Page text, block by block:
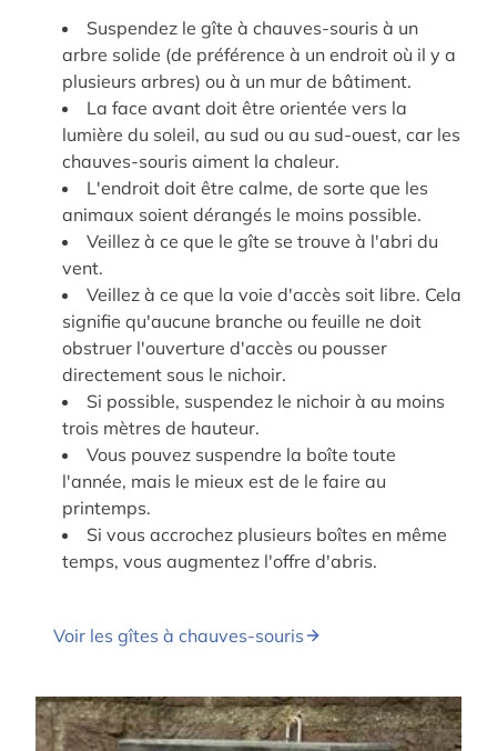
Suspendez le gîte à chauves-souris à un
arbre solide (de préférence à un endroit où il y a
plusieurs arbres) ou à un mur de bâtiment.
La face avant doit être orientée vers la
lumière du soleil, au sud ou au sud-ouest, car les
chauves-souris aiment la chaleur.
L'endroit doit être calme, de sorte que les
animaux soient dérangés le moins possible.
Veillez à ce que le gîte se trouve à l'abri du
vent.
Veillez à ce que la voie d'accès soit libre. Cela
signifie qu'aucune branche ou feuille ne doit
obstruer l'ouverture d'accès ou pousser
directement sous le nichoir.
Si possible, suspendez le nichoir à au moins
trois mètres de hauteur.
Vous pouvez suspendre la boîte toute
l'année, mais le mieux est de le faire au
printemps.
Si vous accrochez plusieurs boîtes en même
temps, vous augmentez l'offre d'abris.
Voir les gîtes à chauves-souris